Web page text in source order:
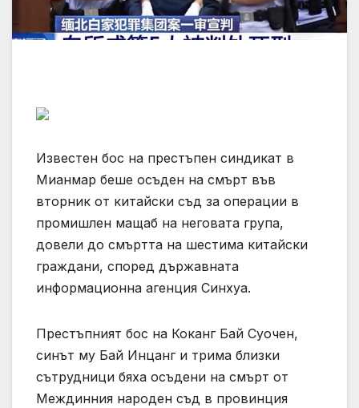
Известен бос на престъпен синдикат в
Мианмар беше осъден на смърт във
вторник от китайски съд за операции в
промишлен мащаб на неговата група,
довели до смъртта на шестима китайски
граждани, според държавната
информационна агенция Синхуа.
Престъпният бос на Коканг Бай Суочен,
синът му Бай Инцанг и трима близки
сътрудници бяха осъдени на смърт от
Междинния народен съд в провинция